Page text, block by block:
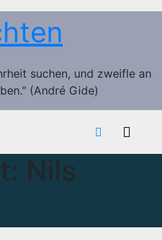
suchen, und zweifle an
(André Gide)
Nils